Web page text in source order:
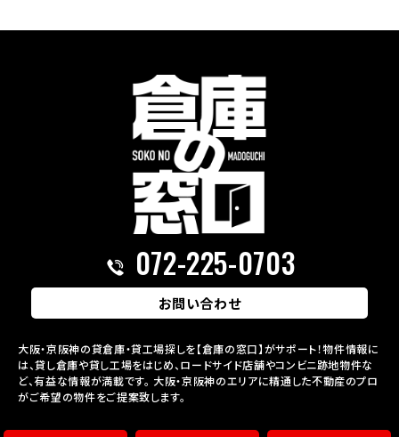
072-225-0703
お問い合わせ
大阪・京阪神の貸倉庫・貸工場探しを【倉庫の窓口】がサポート！物件情報に
は、貸し倉庫や貸し工場をはじめ、ロードサイド店舗やコンビニ跡地物件な
ど、有益な情報が満載です。 大阪・京阪神のエリアに精通した不動産のプロ
がご希望の物件をご提案致します。